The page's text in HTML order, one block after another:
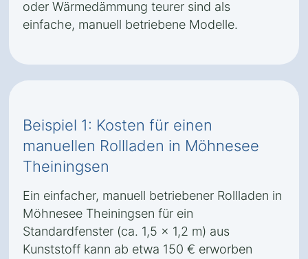
oder Wärmedämmung teurer sind als
einfache, manuell betriebene Modelle.
Beispiel 1: Kosten für einen
manuellen Rollladen in Möhnesee
Theiningsen
Ein einfacher, manuell betriebener Rollladen in
Möhnesee Theiningsen für ein
Standardfenster (ca. 1,5 x 1,2 m) aus
Kunststoff kann ab etwa 150 € erworben